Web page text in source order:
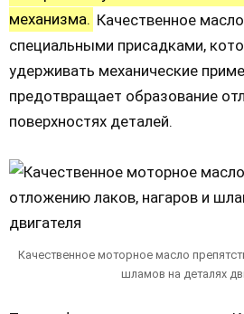
механизма. Качественное
специальными присадками,
удерживать механические
предотвращает образование
поверхностях деталей.
Качественное моторное масло
шламов на деталях